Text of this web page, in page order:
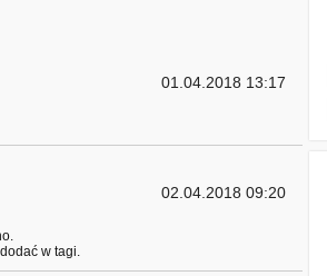
01.04.2018 13:17
02.04.2018 09:20
w tagi.